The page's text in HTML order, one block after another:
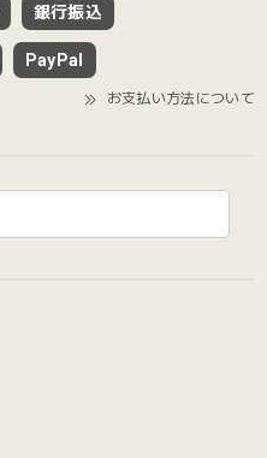
銀行振込
PayPal
お支払い方法について